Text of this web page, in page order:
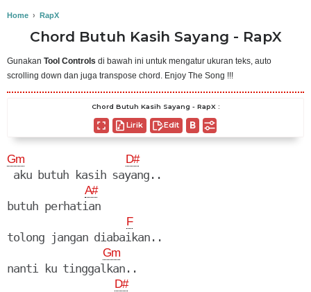
Home › RapX
Chord Butuh Kasih Sayang - RapX
Gunakan Tool Controls di bawah ini untuk mengatur ukuran teks, auto
scrolling down dan juga transpose chord. Enjoy The Song !!!
Chord Butuh Kasih Sayang - RapX :
Lirik Edit
Gm D#
aku butuh kasih sayang..
A#
butuh perhatian
F
tolong jangan diabaikan..
Gm
nanti ku tinggalkan..
D#